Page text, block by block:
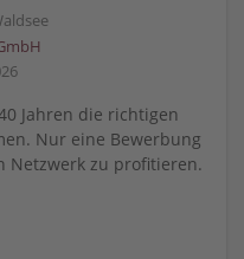
Jahren die richtigen
Nur eine Bewerbung
Netzwerk zu profitieren.